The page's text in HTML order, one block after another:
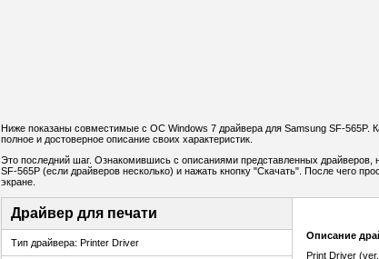
Ниже показаны совместимые с ОС Windows 7 драйвера для Samsung SF-565P.
полное и достоверное описание своих характеристик.
Это последний шаг. Ознакомившись с описаниями представленных
SF-565P (если драйверов несколько) и нажать кнопку "Скачать". После чего
экране.
Драйвер для печати
Тип драйвера: Printer Driver
Описание
Print Driver